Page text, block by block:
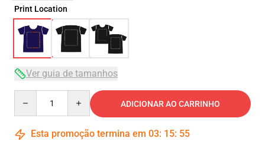
Print Location
Ver guia de tamanhos
ADICIONAR AO CARRINHO
Esta promoção termina em 03: 15: 54